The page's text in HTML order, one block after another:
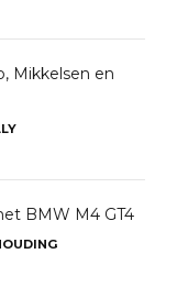
Mikkelsen en
BMW M4 GT4